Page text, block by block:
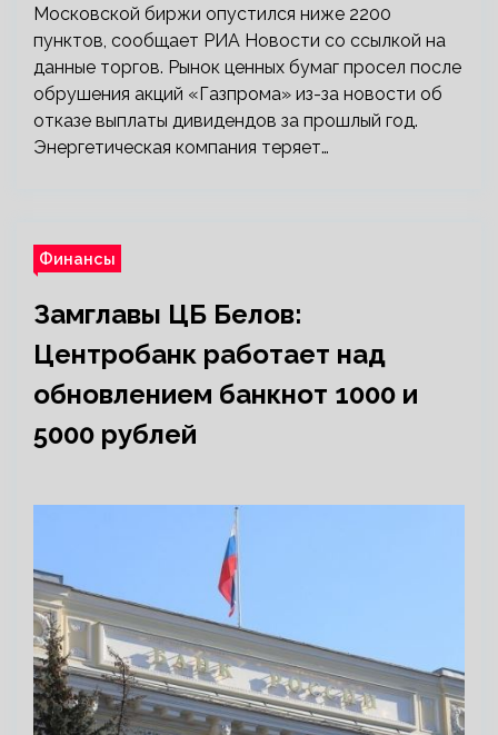
Московской биржи опустился ниже 2200
пунктов, сообщает РИА Новости со ссылкой на
данные торгов. Рынок ценных бумаг просел после
обрушения акций «Газпрома» из-за новости об
отказе выплаты дивидендов за прошлый год.
Энергетическая компания теряет…
Финансы
Замглавы ЦБ Белов:
Центробанк работает над
обновлением банкнот 1000 и
5000 рублей